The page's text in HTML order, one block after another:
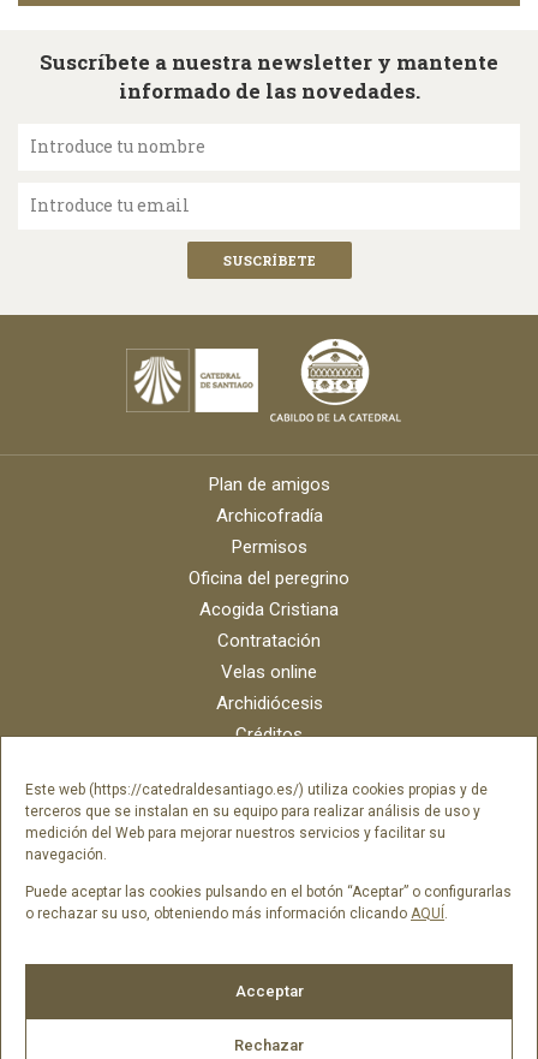
Este web (https://catedraldesantiago.es/) utiliza cookies propias y de
terceros que se instalan en su equipo para realizar análisis de uso y
medición del Web para mejorar nuestros servicios y facilitar su
navegación.
Puede aceptar las cookies pulsando en el botón “Aceptar” o configurarlas
o rechazar su uso, obteniendo más información clicando AQUÍ.
Acceptar
Rechazar
Suscríbete a nuestra newsletter y mantente
informado de las novedades.
Introduce tu nombre
Introduce tu email
Plan de amigos
Archicofradía
Permisos
Oficina del peregrino
Acogida Cristiana
Contratación
Velas online
Archidiócesis
Créditos
Contacto
Portal del empleado SAMI Catedral